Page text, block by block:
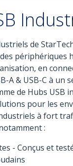
de
périphériques
en
A & USB-C à un
de Hubs USB
pour les
à fort
:
- Conçus et